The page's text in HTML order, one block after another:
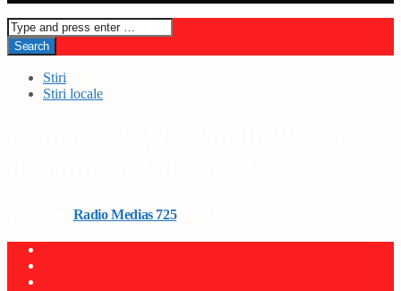
Stiri
Stiri locale
Radio Medias 725on 16 martie 2025